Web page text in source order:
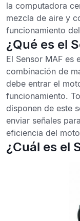
la computadora
mezcla de aire y
funcionamiento
¿Qué es el
El Sensor MAF es
combinación de
debe entrar el
funcionamiento.
disponen de este
enviar señales
eficiencia del
¿Cuál es el